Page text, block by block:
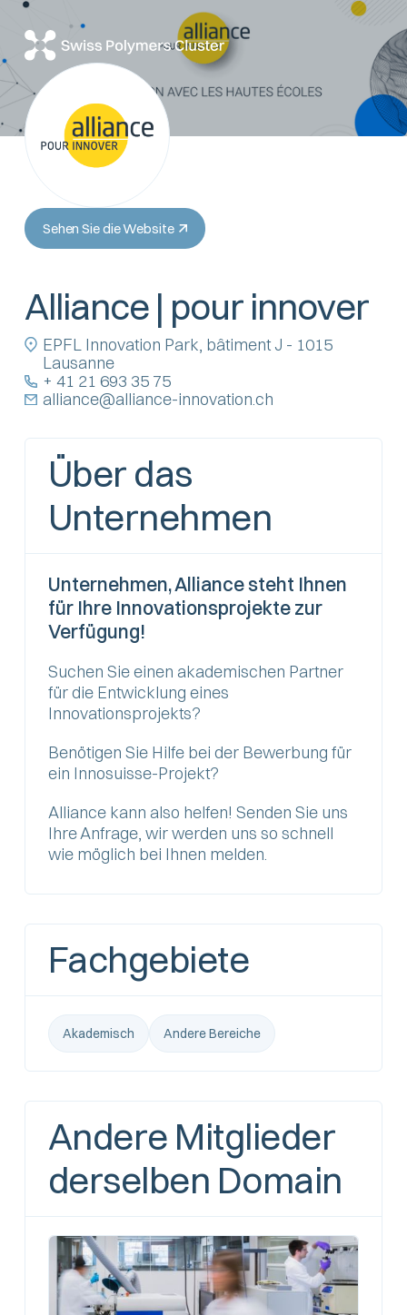
Sehen Sie die Website
Alliance | pour innover
EPFL Innovation Park, bâtiment J - 1015
Lausanne
+ 41 21 693 35 75
alliance@alliance-innovation.ch
Über das
Unternehmen
Unternehmen, Alliance steht Ihnen
für Ihre Innovationsprojekte zur
Verfügung!
Suchen Sie einen akademischen Partner
für die Entwicklung eines
Innovationsprojekts?
Benötigen Sie Hilfe bei der Bewerbung für
ein Innosuisse-Projekt?
Alliance kann also helfen! Senden Sie uns
Ihre Anfrage, wir werden uns so schnell
wie möglich bei Ihnen melden.
Fachgebiete
Akademisch Andere Bereiche
Andere Mitglieder
derselben Domain